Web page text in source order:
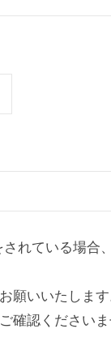
れている場合、
願いいたします
確認くださいま